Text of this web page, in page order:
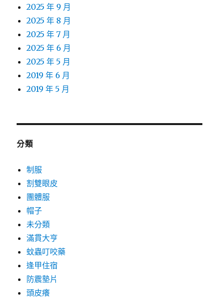
2025 年 9 月
2025 年 8 月
2025 年 7 月
2025 年 6 月
2025 年 5 月
2019 年 6 月
2019 年 5 月
分類
制服
割雙眼皮
團體服
帽子
未分類
滿貫大亨
蚊蟲叮咬藥
逢甲住宿
防震墊片
頭皮癢